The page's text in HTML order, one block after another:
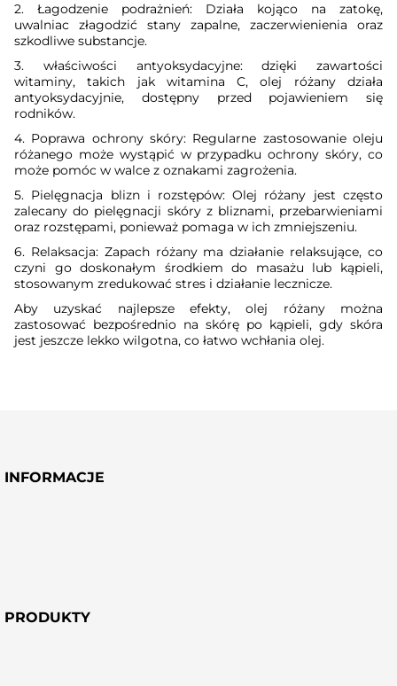
2. Łagodzenie podrażnień: Działa kojąco na zatokę,
uwalniac złagodzić stany zapalne, zaczerwienienia oraz
szkodliwe substancje.
3. właściwości antyoksydacyjne: dzięki zawartości
witaminy, takich jak witamina C, olej różany działa
antyoksydacyjnie, dostępny przed pojawieniem się
rodników.
4. Poprawa ochrony skóry: Regularne zastosowanie oleju
różanego może wystąpić w przypadku ochrony skóry, co
może pomóc w walce z oznakami zagrożenia.
5. Pielęgnacja blizn i rozstępów: Olej różany jest często
zalecany do pielęgnacji skóry z bliznami, przebarwieniami
oraz rozstępami, ponieważ pomaga w ich zmniejszeniu.
6. Relaksacja: Zapach różany ma działanie relaksujące, co
czyni go doskonałym środkiem do masażu lub kąpieli,
stosowanym zredukować stres i działanie lecznicze.
Aby uzyskać najlepsze efekty, olej różany można
zastosować bezpośrednio na skórę po kąpieli, gdy skóra
jest jeszcze lekko wilgotna, co łatwo wchłania olej.
INFORMACJE
PRODUKTY